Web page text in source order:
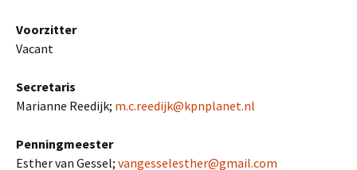
Voorzitter
Vacant
Secretaris
Marianne Reedijk; m.c.reedijk@kpnplanet.nl
Penningmeester
Esther van Gessel; vangesselesther@gmail.com